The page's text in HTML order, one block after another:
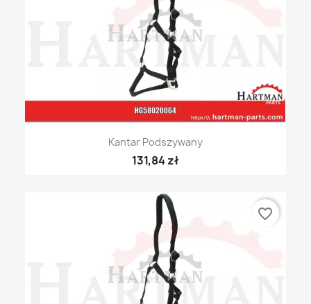
Kantar Podszywany
131,84 zł
favorite_border